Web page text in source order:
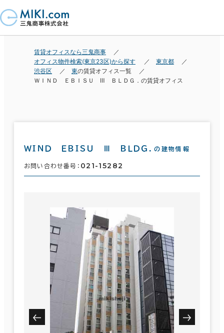
賃貸オフィスなら三鬼商事
オフィス物件検索(東京23区)から探す
東京都
渋谷区
東の賃貸オフィス一覧
ＷＩＮＤ ＥＢＩＳＵ Ⅲ ＢＬＤＧ．の賃貸オフィス
ＷＩＮＤ ＥＢＩＳＵ Ⅲ ＢＬＤＧ．の建物情報
お問い合わせ番号： 021-15282